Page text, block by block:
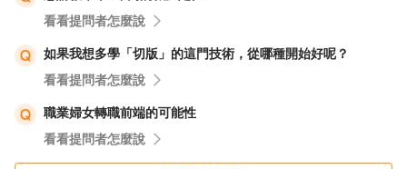
看看提問者怎麼說
如果我想多學「切版」的這門技術，從哪種開始好呢？
看看提問者怎麼說
職業婦女轉職前端的可能性
看看提問者怎麼說